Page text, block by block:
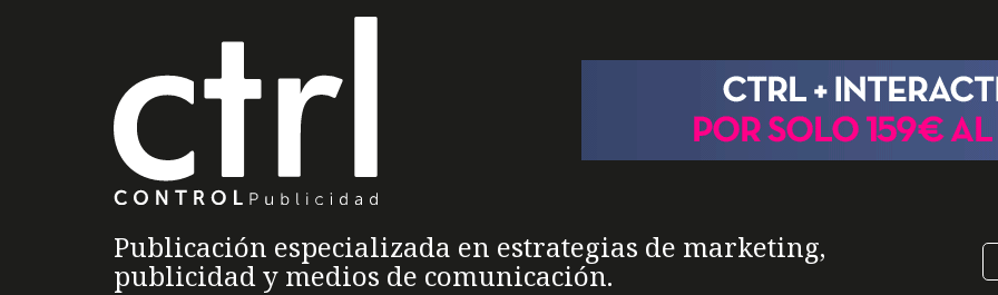
Publicación especializada en estrategias de marketing,
publicidad y medios de comunicación.